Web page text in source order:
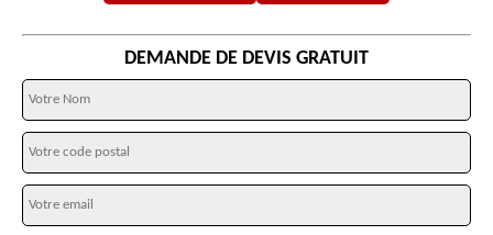
DEMANDE DE DEVIS GRATUIT